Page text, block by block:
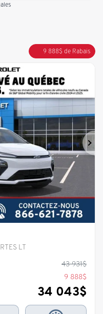
9 888$ de Rabais
LT
43 931$
9 888$
34 043$